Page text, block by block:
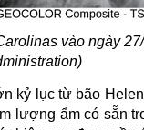
vào ngày
kỷ lục từ bão
lượng ẩm có sẵn